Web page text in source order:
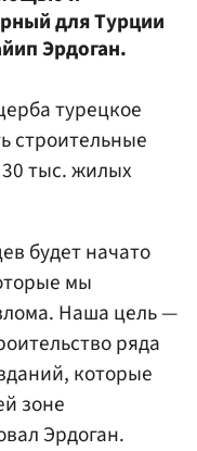
для Турции
Эрдоган.
турецкое
строительные
тыс. жилых
будет начато
мы
Наша цель —
ряда
которые
зоне
Эрдоган.